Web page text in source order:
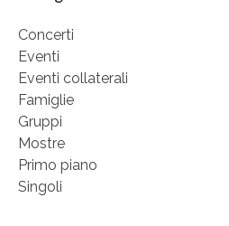
Concerti
Eventi
Eventi collaterali
Famiglie
Gruppi
Mostre
Primo piano
Singoli